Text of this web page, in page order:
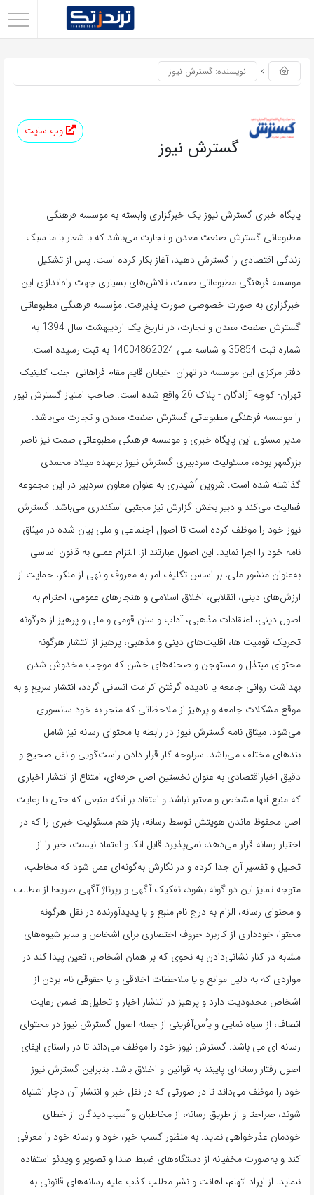
با
از
روش‌های
صفحه
را
با
دوستان
خود
به
بگذارید.
لینک
نویسنده: گسترش نیوز
گسترش نیوز
وب سایت
پایگاه خبری گسترش نیوز یک خبرگزاری وابسته به موسسه فرهنگی
مطبوعاتی گسترش صنعت معدن و تجارت می‌باشد که با شعار با ما سبک
زندگی اقتصادی را گسترش دهید، آغاز بکار کرده است. پس از تشکیل
موسسه فرهنگی مطبوعاتی صمت، تلاش‌های بسیاری جهت راه‌اندازی این
خبرگزاری به صورت خصوصی صورت پذیرفت. مؤسسه فرهنگی مطبوعاتی
گسترش صنعت معدن و تجارت، در تاریخ یک اردیبهشت سال 1394 به
شماره ثبت 35854 و شناسه ملی 14004862024 به ثبت رسیده است.
دفتر مرکزی این موسسه در تهران- خیابان قایم مقام فراهانی- جنب کلینیک
تهران- کوچه آزادگان - پلاک 26 واقع شده است. صاحب امتیاز گسترش نیوز
را موسسه فرهنگی مطبوعاتی گسترش صنعت معدن و تجارت می‌باشد.
مدیر مسئول این پایگاه خبری و موسسه فرهنگی مطبوعاتی صمت نیز ناصر
بزرگمهر بوده، مسئولیت سردبیری گسترش نیوز برعهده میلاد محمدی
گذاشته شده است. شروین اُشیدری به عنوان معاون سردبیر در این مجموعه
فعالیت می‌کند و دبیر بخش گزارش نیز مجتبی اسکندری می‌باشد. گسترش
نیوز خود را موظف کرده است تا اصول اجتماعی و ملی بیان شده در میثاق
نامه خود را اجرا نماید. این اصول عبارتند از: التزام عملی به قانون اساسی
به‌عنوان منشور ملی، بر اساس تکلیف امر به‌ معروف و نهی از منکر، حمایت از
ارزش‌های دینی، انقلابی، اخلاق اسلامی و هنجارهای عمومی، احترام به
اصول دینی، اعتقادات مذهبی، آداب و سنن قومی و ملی و ‌پرهیز از هرگونه
تحریک قومیت ‌ها، اقلیت‌های دینی و مذهبی، پرهیز از انتشار هرگونه
محتوای مبتذل و مستهجن و صحنه‌های خشن که موجب مخدوش شدن
بهداشت روانی جامعه یا نادیده گرفتن کرامت انسانی گردد، انتشار سریع و به‌
موقع مشکلات جامعه و پرهیز از ملاحظاتی که منجر به خود سانسوری
می‌شود. میثاق نامه گسترش نیوز در رابطه با محتوای رسانه نیز شامل
بندهای مختلف می‌باشد. سرلوحه کار قرار دادن راست‌گویی و نقل صحیح و
دقیق اخباراقتصادی به ‌عنوان نخستین اصل حرفه‌ای، امتناع از انتشار اخباری
که منبع آنها مشخص و معتبر نباشد و اعتقاد بر آنکه منبعی که حتی با رعایت
اصل محفوظ ماندن هویتش توسط رسانه، باز هم مسئولیت خبری را که در
اختیار رسانه قرار می‌دهد، نمی‌پذیرد قابل اتکا و اعتماد نیست، خبر را از
تحلیل و تفسیر آن جدا کرده و در نگارش به‌گونه‌ای عمل شود که مخاطب،
متوجه تمایز این دو گونه بشود، تفکیک آگهی و رپرتاژ آگهی صریحا از مطالب
و محتوای رسانه، الزام به درج نام منبع و یا پدیدآورنده در نقل هرگونه
محتوا، خودداری از کاربرد حروف اختصاری برای اشخاص و سایر شیوه‌های
مشابه در کنار نشانی‌دادن به نحوی که بر همان اشخاص، تعین پیدا کند در
مواردی که به دلیل موانع و یا ملاحظات اخلاقی و یا حقوقی نام بردن از
اشخاص محدودیت دارد و پرهیز در انتشار اخبار و تحلیل‌ها ضمن رعایت
انصاف، از سیاه ‌نمایی و یأس‌آفرینی از جمله اصول گسترش نیوز در محتوای
رسانه ای می باشد. گسترش نیوز خود را موظف می‌داند تا در راستای ایفای
اصول رفتار رسانه‌ای پایبند به قوانین و اخلاق باشد. بنابراین گسترش نیوز
خود را موظف می‌داند تا در صورتی که در نقل خبر و انتشار آن دچار اشتباه
شوند، صراحتا و از طریق رسانه، از مخاطبان و آسیب‌دیدگان از خطای
خودمان عذرخواهی نماید. به منظور کسب خبر، خود و رسانه خود را معرفی
کند و به‌صورت مخفیانه از دستگاه‌های ضبط صدا و تصویر و ویدئو استفاده
ننماید. از ایراد اتهام، اهانت و نشر مطلب کذب علیه رسانه‌های قانونی به